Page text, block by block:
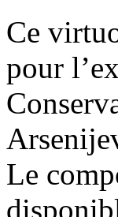
Ce
pour
Le